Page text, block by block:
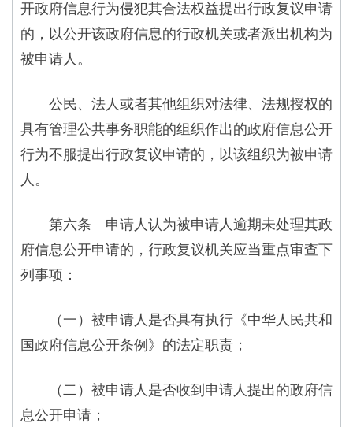
开政府信息行为侵犯其合法权益提出行政复议申请
的，以公开该政府信息的行政机关或者派出机构为
被申请人。
公民、法人或者其他组织对法律、法规授权的
具有管理公共事务职能的组织作出的政府信息公开
行为不服提出行政复议申请的，以该组织为被申请
人。
第六条 申请人认为被申请人逾期未处理其政
府信息公开申请的，行政复议机关应当重点审查下
列事项：
（一）被申请人是否具有执行《中华人民共和
国政府信息公开条例》的法定职责；
（二）被申请人是否收到申请人提出的政府信
息公开申请；